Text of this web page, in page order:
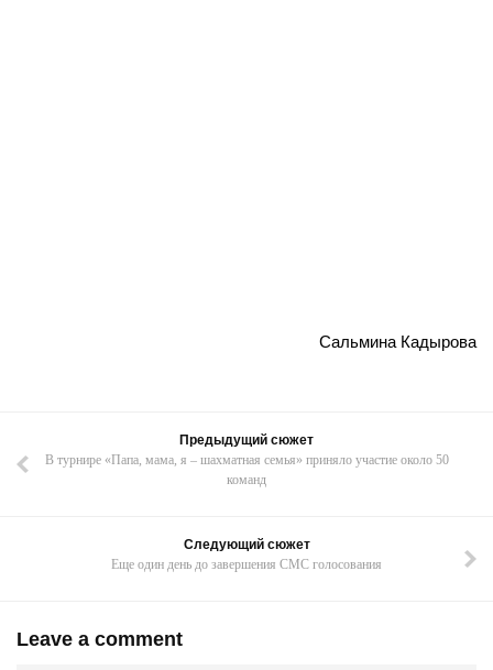
Сальмина Кадырова
Предыдущий сюжет
В турнире «Папа, мама, я – шахматная семья» приняло участие около 50
команд
Следующий сюжет
Еще один день до завершения СМС голосования
Leave a comment